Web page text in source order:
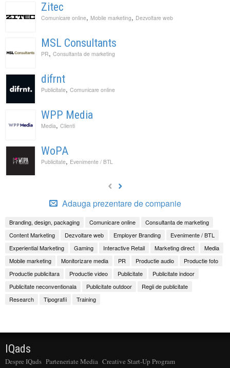
Zitec
Comunicare online, Mobile marketing, Dezvoltare web
MSL Consultants
PR, Consultanta de marketing
difrnt
Publicitate, Comunicare online
WPP Media
Media, Clienti
WoPA
Publicitate, Evenimente / BTL
Adauga prezentare de companie
Branding, design, packaging Comunicare online
Consultanta de marketing
Content Marketing
Dezvoltare web Employer Branding
Evenimente / BTL
Experiential Marketing
Gaming Interactive Retail Marketing direct
Media
Mobile marketing
Monitorizare media PR Productie audio
Productie foto
Productie publicitara
Productie video Publicitate
Publicitate indoor
Publicitate neconventionala
Publicitate outdoor
Regii de publicitate
Research
Tipografii Training
IQads
Despre IQads Parteneriate Media Creative Start-Up Program